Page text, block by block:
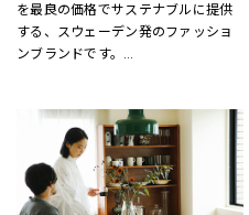
を最良の価格でサステナブルに提供
する、スウェーデン発のファッショ
ンブランドです。
さまをお迎えしています。
H&Mお問い合わせ窓口:
https://lin.ee/k1gDN7M（LINEでの
お問い合わせ）